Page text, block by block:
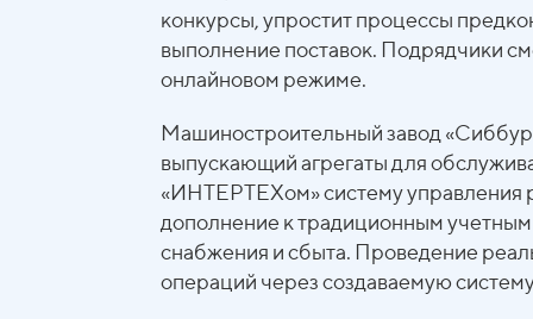
конкурсы, упростит процессы
выполнение поставок. Подрядчики
онлайновом режиме.
Машиностроительный завод
выпускающий агрегаты для
«ИНТЕРТЕХом» систему управления
дополнение к традиционным
снабжения и сбыта. Проведение
операций через создаваемую